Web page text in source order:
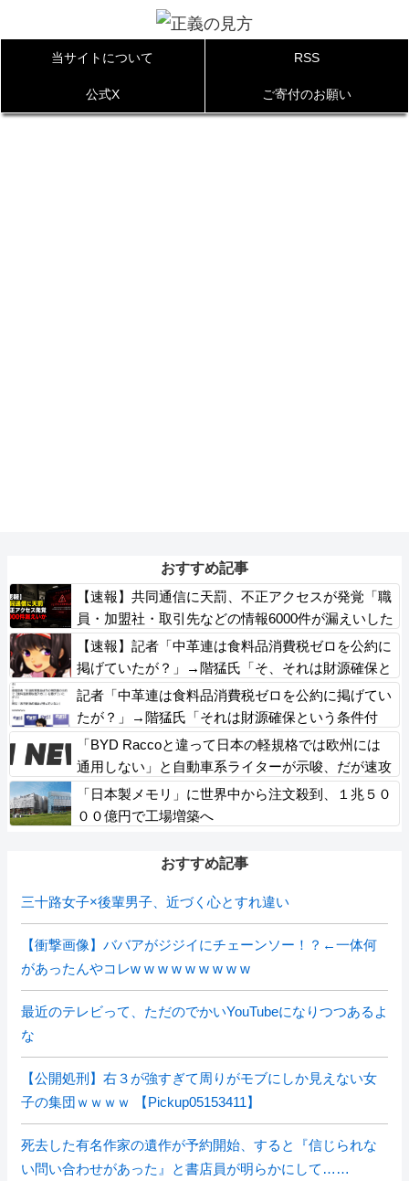
当サイトについて RSS
公式X ご寄付のお願い
おすすめ記事
【速報】共同通信に天罰、不正アクセスが発覚「職
員・加盟社・取引先などの情報6000件が漏えいした
可能性」
【速報】記者「中革連は食料品消費税ゼロを公約に
掲げていたが？」→階猛氏「そ、それは財源確保と
いう条件付き」
記者「中革連は食料品消費税ゼロを公約に掲げてい
たが？」→階猛氏「それは財源確保という条件付
き」
「BYD Raccoと違って日本の軽規格では欧州には
通用しない」と自動車系ライターが示唆、だが速攻
で反例を提示されて即落ち二コマ状態に……
「日本製メモリ」に世界中から注文殺到、１兆５０
００億円で工場増築へ
おすすめ記事
三十路女子×後輩男子、近づく心とすれ違い
【衝撃画像】ババアがジジイにチェーンソー！？←一体何
があったんやコレw w w w w w w w w
最近のテレビって、ただのでかいYouTubeになりつつあるよ
な
【公開処刑】右３が強すぎて周りがモブにしか見えない女
子の集団ｗｗｗｗ 【Pickup05153411】
死去した有名作家の遺作が予約開始、すると『信じられな
い問い合わせがあった』と書店員が明らかにして……